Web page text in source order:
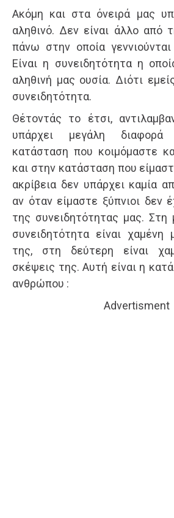
Ακόμη και στα όνειρά μας
αληθινό. Δεν είναι άλλο από
πάνω στην οποία
Είναι η συνειδητότητα η
αληθινή μας ουσία. Διότι
συνειδητότητα.
Θέτοντάς το έτσι,
υπάρχει μεγάλη
κατάσταση που κοιμόμαστε
και στην κατάσταση που
ακρίβεια δεν υπάρχει καμία
αν όταν είμαστε ξύπνιοι δεν
της συνειδητότητας μας. Στη
συνειδητότητα είναι
της, στη δεύτερη είναι
σκέψεις της. Αυτή είναι η
ανθρώπου :
Advertisment